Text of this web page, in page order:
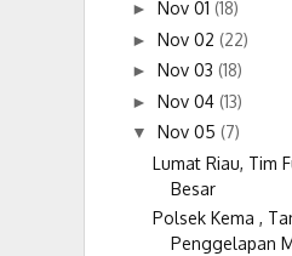
► Nov 01 (18)
► Nov 02 (22)
► Nov 03 (18)
► Nov 04 (13)
▼ Nov 05 (7)
Lumat Riau, Tim
Besar
Polsek Kema ,
Penggelapan